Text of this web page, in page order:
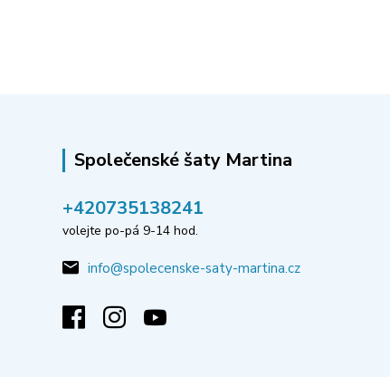
Společenské šaty Martina
‭+420735138241
volejte po-pá 9-14 hod.
info@spolecenske-saty-martina.cz